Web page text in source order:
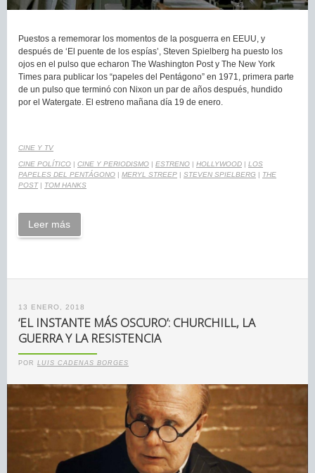
Puestos a rememorar los momentos de la posguerra en EEUU, y
después de ‘El puente de los espías’, Steven Spielberg ha puesto los
ojos en el pulso que echaron The Washington Post y The New York
Times para publicar los “papeles del Pentágono” en 1971, primera parte
de un pulso que terminó con Nixon un par de años después, hundido
por el Watergate. El estreno mañana día 19 de enero.
CINE Y TV
CINE POLÍTICO CINE Y PERIODISMO ESTRENO HOLLYWOOD
LOS
PAPELES DEL PENTÁGONO
MERYL STREEP STEVEN SPIELBERG
THE
POST| TOM HANKS
Leer más
13 ENERO, 2018
‘EL INSTANTE MÁS OSCURO’: CHURCHILL, LA
GUERRA Y LA RESISTENCIA
POR LUIS CADENAS BORGES